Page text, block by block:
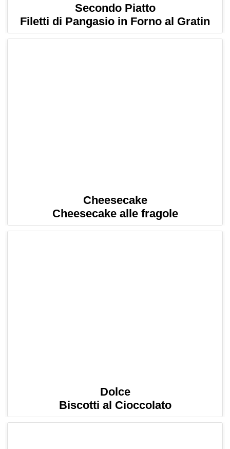
Secondo Piatto
Filetti di Pangasio in Forno al Gratin
Cheesecake
Cheesecake alle fragole
Dolce
Biscotti al Cioccolato